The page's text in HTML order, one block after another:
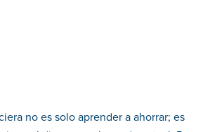
no es solo aprender a ahorrar; es